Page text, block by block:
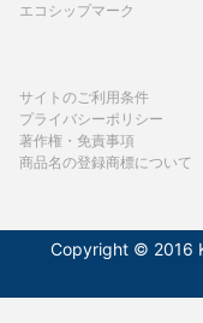
エコシップマーク
サイトのご利用条件
プライバシーポリシー
著作権・免責事項
商品名の登録商標について
Copyright © 2016